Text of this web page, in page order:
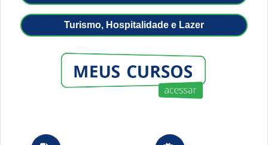
Turismo, Hospitalidade e Lazer